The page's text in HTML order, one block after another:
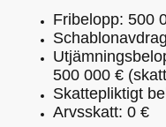
Fribelopp: 500
500 000 €
Skattepliktigt
Arvsskatt: 0 €